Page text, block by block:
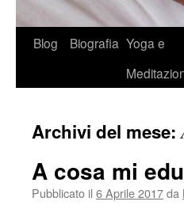
VaiBlog Biografia Yoga e
Archivi del mese:
A cosa mi
Pubblicato il 6 Aprile 2017da